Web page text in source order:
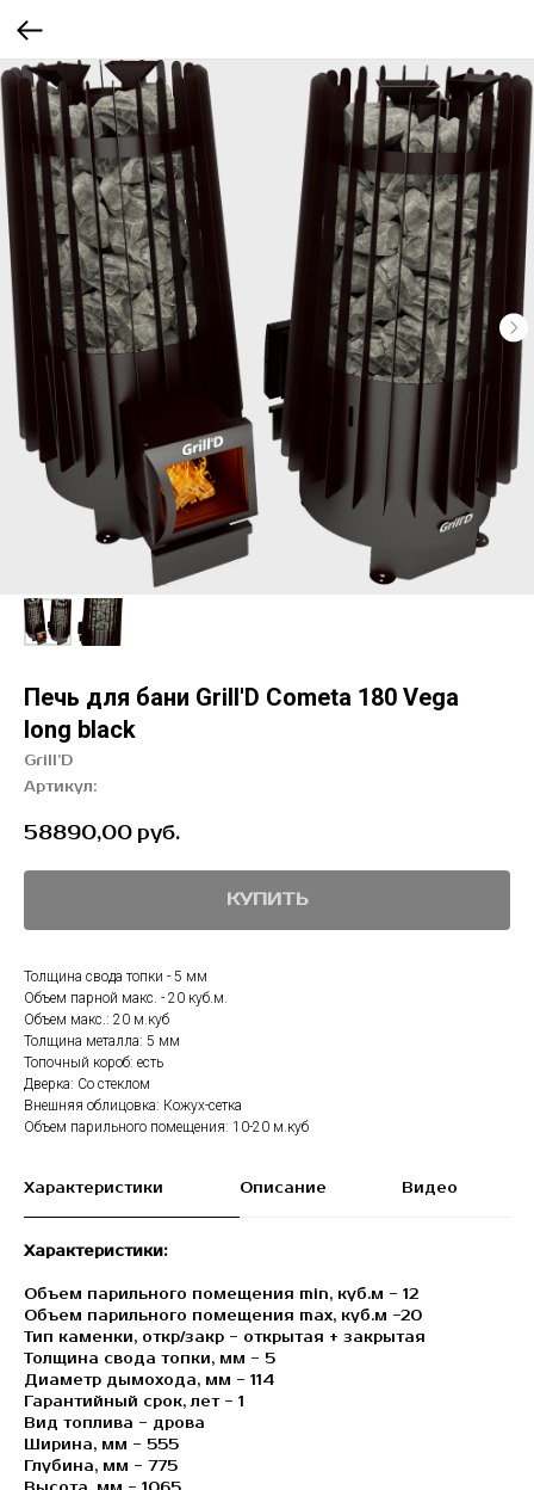
Печь для бани Grill'D Cometa 180 Vega
long black
Grill’D
Артикул:
58890,00 руб.
КУПИТЬ
Толщина свода топки - 5 мм
Объем парной макс. - 20 куб.м.
Объем макс.: 20 м.куб
Толщина металла: 5 мм
Топочный короб: есть
Дверка: Со стеклом
Внешняя облицовка: Кожух-сетка
Объем парильного помещения: 10-20 м.куб
Характеристики Описание Видео
Характеристики:
Объем парильного помещения min, куб.м - 12
Объем парильного помещения max, куб.м -20
Тип каменки, откр/закр - открытая + закрытая
Толщина свода топки, мм - 5
Диаметр дымохода, мм - 114
Гарантийный срок, лет - 1
Вид топлива - дрова
Ширина, мм - 555
Глубина, мм - 775